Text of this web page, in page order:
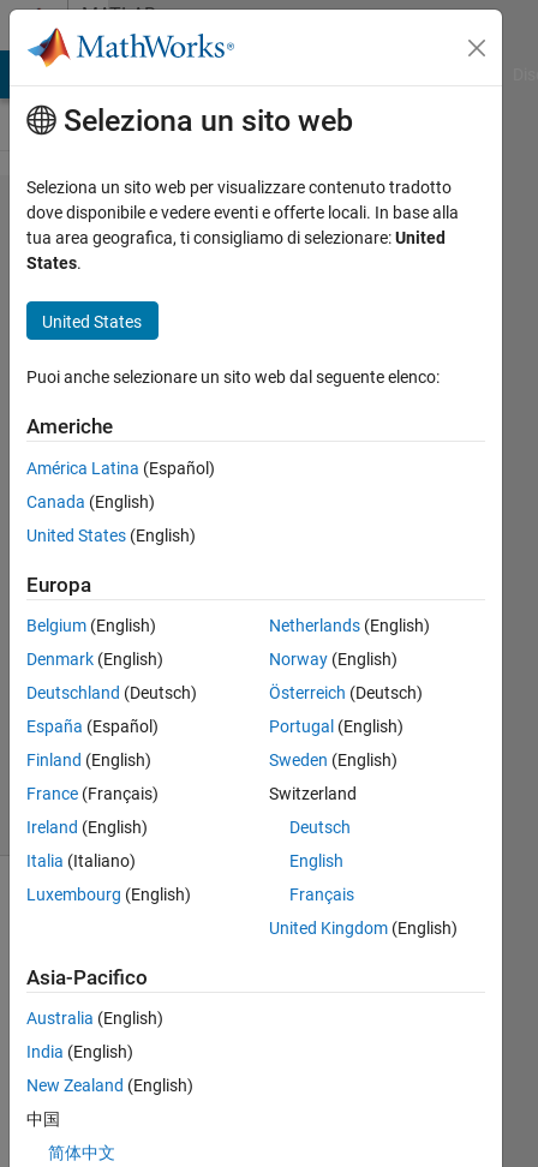
Vai al contenutoMATLAB
Answers
Increasing
size of
Nyquist
Ivan
2 Mag
2017
1
accettata
Aggiornato
3 Mag
2017
12
Visualizzazioni
(30 giorni)
es
any
Seleziona un sito web
Seleziona un sito web per visualizzare contenuto tradotto
dove disponibile e vedere eventi e offerte locali. In base alla
tua area geografica, ti consigliamo di selezionare:United
States.
United States
Puoi anche selezionare un sito web dal seguente elenco:
Americhe
América Latina (Español)
Canada (English)
United States (English)
Europa
Belgium (English)
Denmark (English)
Deutschland (Deutsch)
España (Español)
Finland (English)
France (Français)
Ireland (English)
Italia (Italiano)
Luxembourg (English)
Netherlands(English)
Norway(English)
Österreich (Deutsch)
Portugal (English)
Sweden (English)
Switzerland
Deutsch
English
Français
United Kingdom(English)
Asia-Pacifico
Australia (English)
India (English)
New Zealand (English)
中国
简体中文